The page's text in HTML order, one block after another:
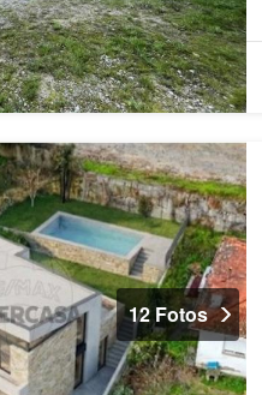
12 Fotos